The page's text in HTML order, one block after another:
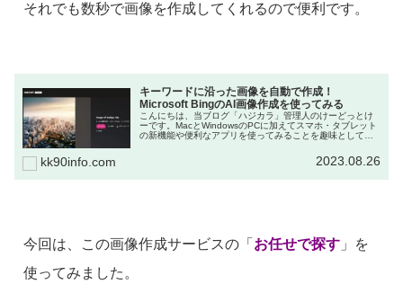
それでも数秒で画像を作成してくれるので便利です。
キーワードに沿った画像を自動で作成！
Microsoft BingのAI画像作成を使ってみる
こんにちは、当ブログ「ハジカラ」管理人のけーどっとけ
ーです。MacとWindowsのPCに加えてスマホ・タブレット
の新機能や便利なアプリを使ってみることを趣味としてい
kk90info.com 2023.08.26
今回は、この画像作成サービスの「 お任せで探す 」を
使ってみました。